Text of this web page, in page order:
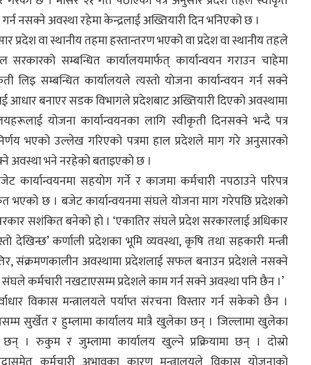
नसक्ने अवस्था रहेमा केन्द्रलाई अख्तियारी दिन भनिएको छ ।
प्रदेश वा स्थानीय तहमा हस्तान्तरण भएको वा प्रदेश वा स्थानीय तहले
सम्बन्धित कार्यालयमार्फत् कार्यान्वयन गराउन चाहेमा
लिइ सम्बन्धित कार्यालयले त्यस्तो योजना कार्यान्वयन गर्न सक्ने
आधार बनाएर सडक विभागले प्रदेशबाट अख्तियारी दिएको अवस्थामा
योजना कार्यान्वयनका लागि स्वीकृती दिनसक्ने भन्दै पत्र
भएको उल्लेख गरिएको पत्रमा हाल प्रदेशले माग गरे अनुसारको
अवस्था भने नरहेको बताइएको छ ।
कार्यान्वयनमा सहयोग गर्ने र काजमा कर्मचारी नपठाउने परिपत्र
भएको छ । बजेट कार्यान्वयनमा संघले योजना माग गरेपछि प्रदेशको
सशंकित बनेको हो । ‘एकातिर संघले प्रदेश सरकारलाई अधिकार
देखिन्छ’ कर्णाली प्रदेशका भूमि व्यवस्था, कृषि तथा सहकारी मन्त्री
संक्रमणकालीन अवस्थामा प्रदेशलाई सफल बनाउन प्रदेशले नसक्ने
संघले कर्मचारी नखटाएसम्म प्रदेशले काम गर्न सक्ने अवस्था पनि छैन ।’
विकास मन्त्रालयले पर्याप्त संरचना विस्तार गर्न सकेको छैन ।
सुर्खेत र हुम्लामा कार्यालय मात्रै खुलेका छन् । जिल्लामा खुलेका
छन् । रुकुम र जुम्लामा कार्यालय खुल्ने प्रक्रियामा छन् । दोस्रो